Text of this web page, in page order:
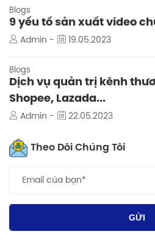
Blogs
9 yếu tố sản xuất video
Admin - 19.05.2023
Blogs
Dịch vụ quản trị kênh
Shopee, Lazada...
Admin - 22.05.2023
Theo Dõi Chúng Tôi
GỬI